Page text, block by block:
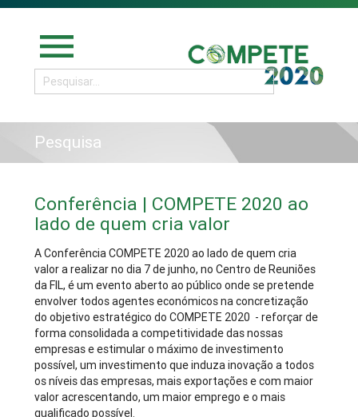
menu
Pesquisa
Conferência | COMPETE 2020 ao
lado de quem cria valor
A Conferência COMPETE 2020 ao lado de quem cria
valor a realizar no dia 7 de junho, no Centro de Reuniões
da FIL, é um evento aberto ao público onde se pretende
envolver todos agentes económicos na concretização
do objetivo estratégico do COMPETE 2020 - reforçar de
forma consolidada a competitividade das nossas
empresas e estimular o máximo de investimento
possível, um investimento que induza inovação a todos
os níveis das empresas, mais exportações e com maior
valor acrescentando, um maior emprego e o mais
qualificado possível.